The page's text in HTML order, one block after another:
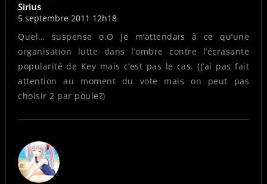
Sirius
5 septembre 2011 12h18
Quel… suspense o.O Je m’attendais à ce qu’une
organisation lutte dans l’ombre contre l’écrasante
popularité de Key mais c’est pas le cas. (J’ai pas fait
attention au moment du vote mais on peut pas
choisir 2 par poule?)